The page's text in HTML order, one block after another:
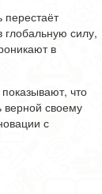
глобальную силу,
в
что
верной своему
с